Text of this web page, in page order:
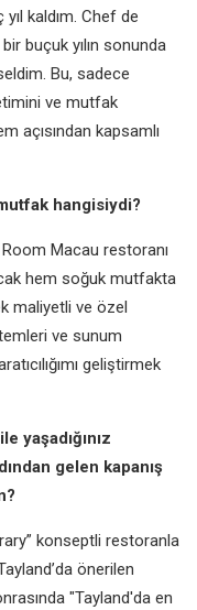
kaldım. Chef de
buçuk yılın sonunda
Bu, sadece
ve mutfak
açısından kapsamlı
hangisiydi?
Room Macau restoranı
hem soğuk mutfakta
maliyetli ve özel
ve sunum
geliştirmek
yaşadığınız
gelen kapanış
konseptli restoranla
önerilen
"Tayland'da en